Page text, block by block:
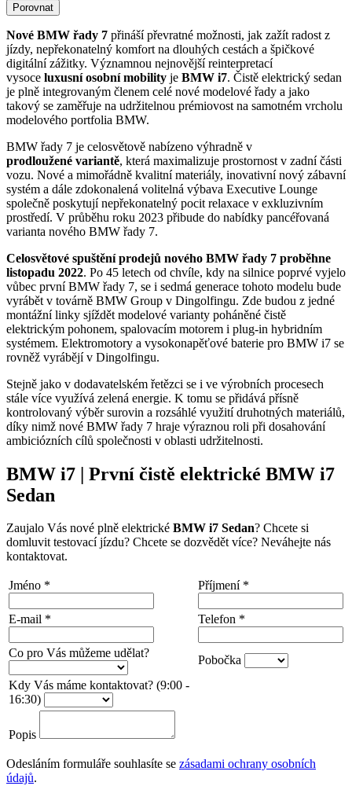
Porovnat
Nové BMW řady 7 přináší převratné možnosti, jak zažít radost z
jízdy, nepřekonatelný komfort na dlouhých cestách a špičkové
digitální zážitky. Významnou nejnovější reinterpretací
vysoce luxusní osobní mobility je BMW i7. Čistě elektrický sedan
je plně integrovaným členem celé nové modelové řady a jako
takový se zaměřuje na udržitelnou prémiovost na samotném vrcholu
modelového portfolia BMW.
BMW řady 7 je celosvětově nabízeno výhradně v
prodloužené variantě, která maximalizuje prostornost v zadní části
vozu. Nové a mimořádně kvalitní materiály, inovativní nový zábavní
systém a dále zdokonalená volitelná výbava Executive Lounge
společně poskytují nepřekonatelný pocit relaxace v exkluzivním
prostředí. V průběhu roku 2023 přibude do nabídky pancéřovaná
varianta nového BMW řady 7.
Celosvětové spuštění prodejů nového BMW řady 7 proběhne
listopadu 2022. Po 45 letech od chvíle, kdy na silnice poprvé vyjelo
vůbec první BMW řady 7, se i sedmá generace tohoto modelu bude
vyrábět v továrně BMW Group v Dingolfingu. Zde budou z jedné
montážní linky sjíždět modelové varianty poháněné čistě
elektrickým pohonem, spalovacím motorem i plug-in hybridním
systémem. Elektromotory a vysokonapěťové baterie pro BMW i7 se
rovněž vyrábějí v Dingolfingu.
Stejně jako v dodavatelském řetězci se i ve výrobních procesech
stále více využívá zelená energie. K tomu se přidává přísně
kontrolovaný výběr surovin a rozsáhlé využití druhotných materiálů,
díky nimž nové BMW řady 7 hraje výraznou roli při dosahování
ambiciózních cílů společnosti v oblasti udržitelnosti.
BMW i7 | První čistě elektrické BMW i7
Sedan
Zaujalo Vás nové plně elektrické BMW i7 Sedan? Chcete si
domluvit testovací jízdu? Chcete se dozvědět více? Neváhejte nás
kontaktovat.
Jméno * Příjmení *
E-mail * Telefon *
Co pro Vás můžeme udělat?
Pobočka
Kdy Vás máme kontaktovat? (9:00 -
16:30)
Popis
Odesláním formuláře souhlasíte se zásadami ochrany osobních
údajů.